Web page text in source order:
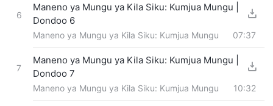
6
Maneno ya Mungu ya Kila Siku: Kumjua Mungu |
Dondoo 6
Maneno ya Mungu ya Kila Siku: Kumjua Mungu 07:37
7
Maneno ya Mungu ya Kila Siku: Kumjua Mungu |
Dondoo 7
Maneno ya Mungu ya Kila Siku: Kumjua Mungu 10:32